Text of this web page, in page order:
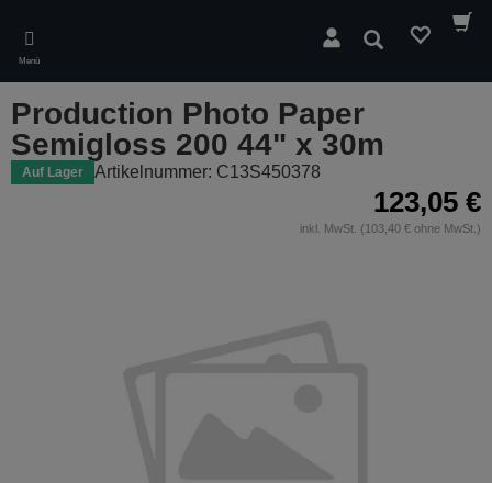
main
content
Menü
Suchen
Production Photo Paper
Semigloss 200 44" x 30m
Auf Lager Artikelnummer: C13S450378
123,05 €
inkl. MwSt. (103,40 € ohne MwSt.)